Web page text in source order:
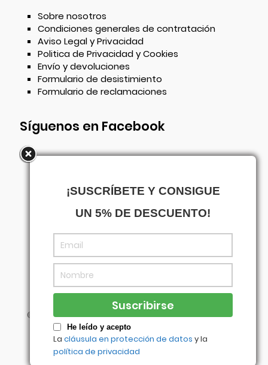
Sobre nosotros
Condiciones generales de contratación
Aviso Legal y Privacidad
Politica de Privacidad y Cookies
Envío y devoluciones
Formulario de desistimiento
Formulario de reclamaciones
Síguenos en Facebook
© Centrowagen- Diseñado con porAgencia
Visual
¡SUSCRÍBETE Y CONSIGUE
UN 5% DE DESCUENTO!
He leído y acepto
La cláusula en protección de datos y la
política de privacidad